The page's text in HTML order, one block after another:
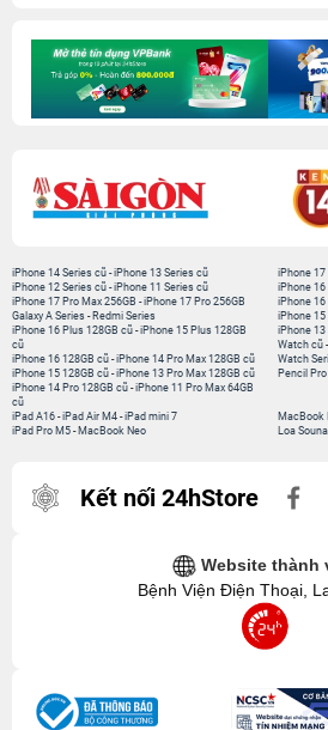
iPhone 14 Series cũ -iPhone 13 Series cũ
iPhone 12 Series cũ -iPhone 11 Series cũ
iPhone 17 Pro Max 256GB -iPhone 17 Pro 256GB
Galaxy A Series - Redmi Series
iPhone 17
iPhone 16
iPhone 16
iPhone 15
iPhone 16 Plus 128GB cũ -iPhone 15 Plus 128GB
cũ
iPhone 16 128GB cũ -iPhone 14 Pro Max 128GB cũ
iPhone 15 128GB cũ -iPhone 13 Pro Max 128GB cũ
iPhone 14 Pro 128GB cũ -iPhone 11 Pro Max 64GB
cũ
iPhone 13
Watch cũ-
Watch
Pencil
iPad A16 -iPad Air M4 -iPad mini 7
iPad Pro M5 - MacBook Neo
MacBook
Loa
Kết nối 24hStore
Website thành
Bệnh Viện Điện Thoại,